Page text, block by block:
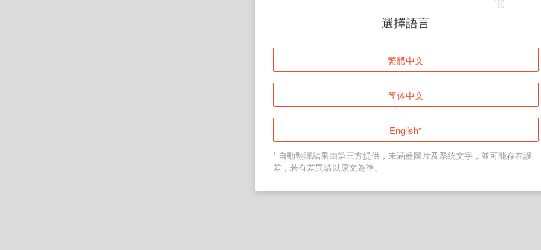
頁面無法顯示
登入
返回首頁
選擇語言
繁體中文
简体中文
English*
* 自動翻譯結果由第三方提供，未涵蓋圖片及系統文字，並可能存在誤
差，若有差異請以原文為準。